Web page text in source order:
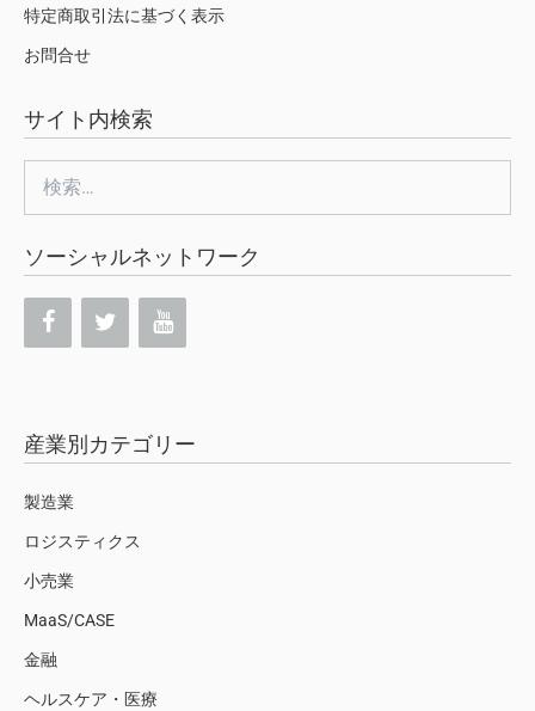
特定商取引法に基づく表示
お問合せ
サイト内検索
索:
ソーシャルネットワーク
産業別カテゴリー
製造業
ロジスティクス
小売業
MaaS/CASE
金融
ヘルスケア・医療